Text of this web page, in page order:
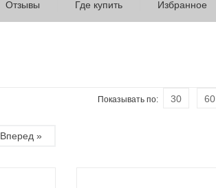
Отзывы Где купить Избранное
Показывать по: 30 60
Вперед »